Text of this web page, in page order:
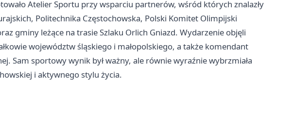
Atelier Sportu przy wsparciu partnerów, wśród których znalazły
Politechnika Częstochowska, Polski Komitet Olimpijski
gminy leżące na trasie Szlaku Orlich Gniazd. Wydarzenie objęli
województw śląskiego i małopolskiego, a także komendant
Sam sportowy wynik był ważny, ale równie wyraźnie wybrzmiała
i aktywnego stylu życia.